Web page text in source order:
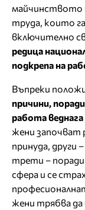
майчинството
труда, които
включително
редица
подкрепа на
Въпреки
причини,
работа
жени започват
принуда,
трети –
сфера и се
жени трябва